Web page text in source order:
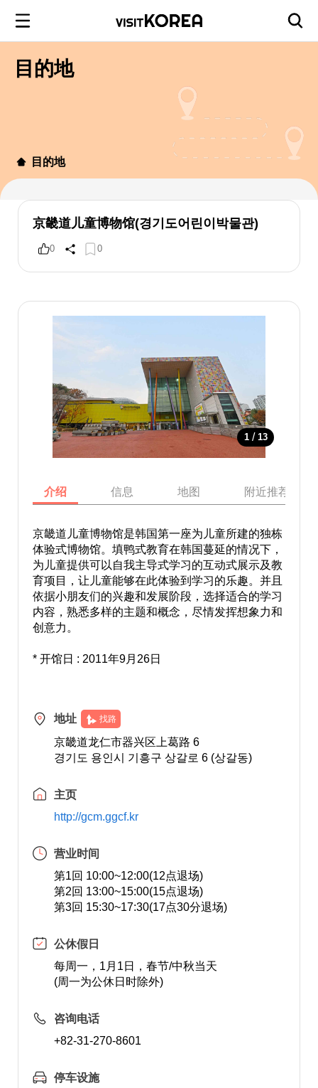
目的地
目的地
京畿道儿童博物馆(경기도어린이박물관)
0 0
1 / 13
介绍 信息 地图 附近推荐景点
京畿道儿童博物馆是韩国第一座为儿童所建的独栋
体验式博物馆。填鸭式教育在韩国蔓延的情况下，
为儿童提供可以自我主导式学习的互动式展示及教
育项目，让儿童能够在此体验到学习的乐趣。并且
依据小朋友们的兴趣和发展阶段，选择适合的学习
内容，熟悉多样的主题和概念，尽情发挥想象力和
创意力。
* 开馆日 : 2011年9月 26日
地址 找路
京畿道龙仁市器兴区上葛路 6
경기도 용인시 기흥구 상갈로 6 (상갈동)
主页
http://gcm.ggcf.kr
营业时间
第1回 10:00~12:00(12点退场)
第2回 13:00~15:00(15点退场)
第3回 15:30~17:30(17点30分退场)
公休假日
每周一，1月1日，春节/中秋当天
(周一为公休日时除外)
咨询电话
+82-31-270-8601
停车设施